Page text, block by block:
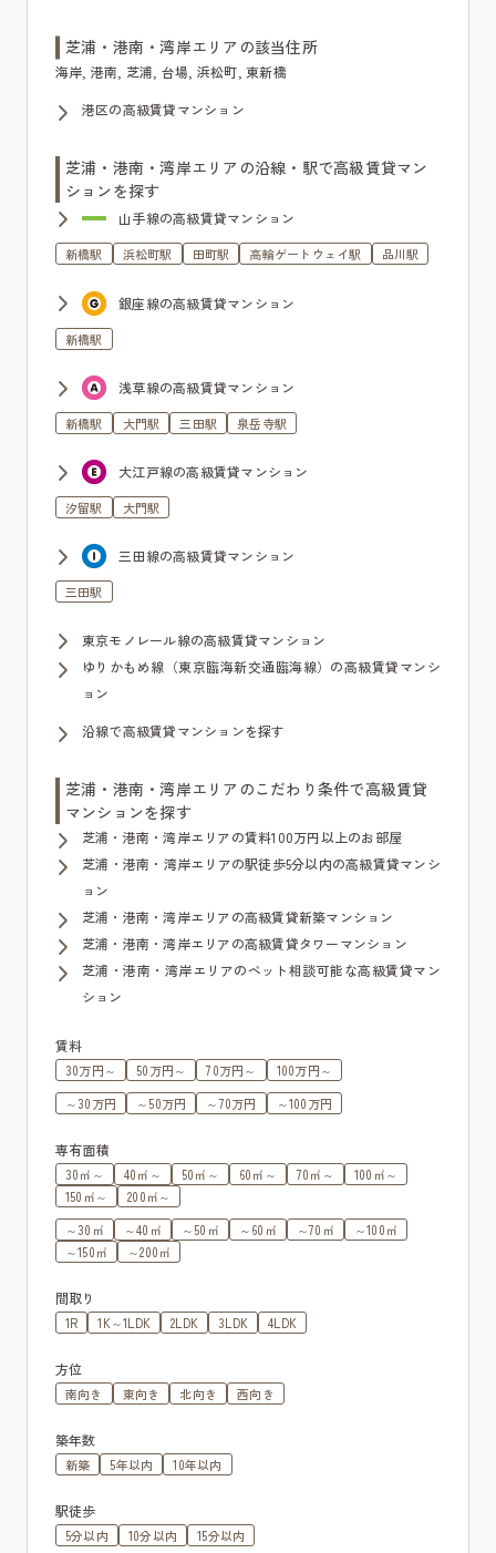
芝浦・港南・湾岸エリアの該当住所
海岸, 港南, 芝浦, 台場, 浜松町, 東新橋
港区の高級賃貸マンション
芝浦・港南・湾岸エリアの沿線・駅で高級賃貸マン
ションを探す
山手線の高級賃貸マンション
新橋駅 浜松町駅 田町駅 高輪ゲートウェイ駅 品川駅
銀座線の高級賃貸マンション
新橋駅
浅草線の高級賃貸マンション
新橋駅 大門駅 三田駅 泉岳寺駅
大江戸線の高級賃貸マンション
汐留駅 大門駅
三田線の高級賃貸マンション
三田駅
東京モノレール線の高級賃貸マンション
ゆりかもめ線（東京臨海新交通臨海線）の高級賃貸マンシ
ョン
沿線で高級賃貸マンションを探す
芝浦・港南・湾岸エリアのこだわり条件で高級賃貸
マンションを探す
芝浦・港南・湾岸エリアの賃料100万円以上のお部屋
芝浦・港南・湾岸エリアの駅徒歩5分以内の高級賃貸マンシ
ョン
芝浦・港南・湾岸エリアの高級賃貸新築マンション
芝浦・港南・湾岸エリアの高級賃貸タワーマンション
芝浦・港南・湾岸エリアのペット相談可能な高級賃貸マン
ション
賃料
30万円～ 50万円～ 70万円～
100万円～
～30万円
～50万円 ～70万円 ～100万円
専有面積
30㎡～ 40㎡～ 50㎡～ 60㎡～ 70㎡～
100㎡～
150㎡～
200㎡～
～30㎡
～40㎡ ～50㎡ ～60㎡ ～70㎡
～100㎡
～150㎡
～200㎡
間取り
1R 1K～1LDK 2LDK 3LDK 4LDK
方位
南向き 東向き 北向き 西向き
築年数
新築 5年以内 10年以内
駅徒歩
5分以内 10分以内 15分以内